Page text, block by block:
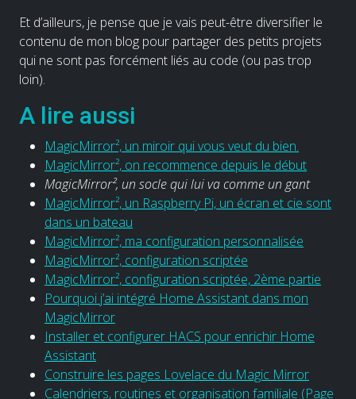
Et d’ailleurs, je pense que je vais peut-être diversifier le
contenu de mon blog pour partager des petits projets
qui ne sont pas forcément liés au code (ou pas trop
loin).
A lire aussi
MagicMirror², un miroir qui vous veut du bien.
MagicMirror², on recommence depuis le début
MagicMirror², un socle qui lui va comme un gant
MagicMirror², un Raspberry Pi, un écran et cie sont
dans un bateau
MagicMirror², ma configuration personnalisée
MagicMirror², configuration scriptée
MagicMirror², configuration scriptée, 2ème partie
Pourquoi j’ai intégré Home Assistant dans mon
MagicMirror
Installer et configurer HACS pour enrichir Home
Assistant
Construire les pages Lovelace du Magic Mirror
Calendriers, routines et organisation familiale (Page